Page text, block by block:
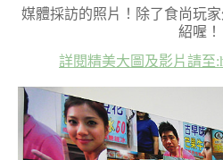
媒體採訪的照片！除了食尚玩
紹喔！
詳閱精美大圖及影片請至